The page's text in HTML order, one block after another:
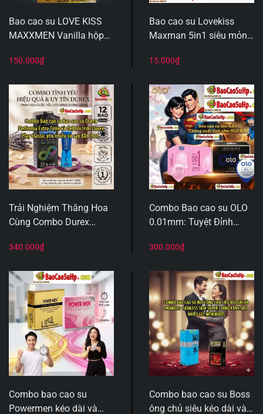
Bao cao su LOVE KISS
MAXXMEN Vanilla hộp
0.02mm, hương thơm
150.000₫
Bao cao su Lovekiss
Maxman 5in1 siêu mỏng
dài 9% Hộp 1c
15.000₫
Trải Nghiệm Thăng Hoa
Cùng Combo Durex
Gel Durex Play Classic
340.000₫
Combo Bao cao su OLO
0.01mm: Tuyệt Đỉnh
Sự Kết Hợp Hoàn Hảo
300.000₫
Combo bao cao su
Powermen kéo dài và
Combo bao cao su Boss
ông chủ siêu kéo dài và